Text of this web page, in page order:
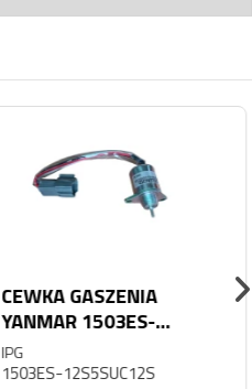
CEWKA GASZENIA
YANMAR 1503ES-
12S5SUC12S 119233-
77932
IPG
1503ES-12S5SUC12S